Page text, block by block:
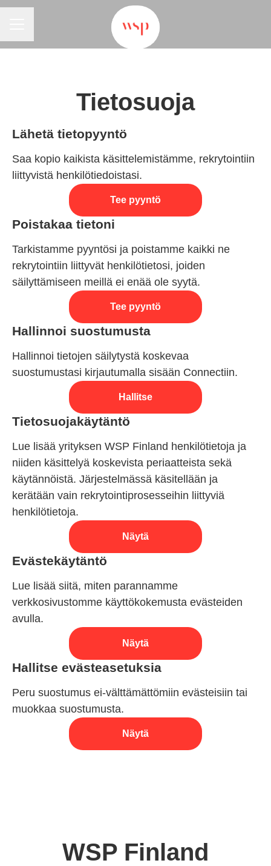
Tietosuoja
Lähetä tietopyyntö
Saa kopio kaikista käsittelemistämme, rekrytointiin
liittyvistä henkilötiedoistasi.
Tee pyyntö
Poistakaa tietoni
Tarkistamme pyyntösi ja poistamme kaikki ne
rekrytointiin liittyvät henkilötietosi, joiden
säilyttämiseen meillä ei enää ole syytä.
Tee pyyntö
Hallinnoi suostumusta
Hallinnoi tietojen säilytystä koskevaa
suostumustasi kirjautumalla sisään Connectiin.
Hallitse
Tietosuojakäytäntö
Lue lisää yrityksen WSP Finland henkilötietoja ja
niiden käsittelyä koskevista periaatteista sekä
käytännöistä. Järjestelmässä käsitellään ja
kerätään vain rekrytointiprosesseihin liittyviä
henkilötietoja.
Näytä
Evästekäytäntö
Lue lisää siitä, miten parannamme
verkkosivustomme käyttökokemusta evästeiden
avulla.
Näytä
Hallitse evästeasetuksia
Peru suostumus ei-välttämättömiin evästeisiin tai
muokkaa suostumusta.
Näytä
WSP Finland